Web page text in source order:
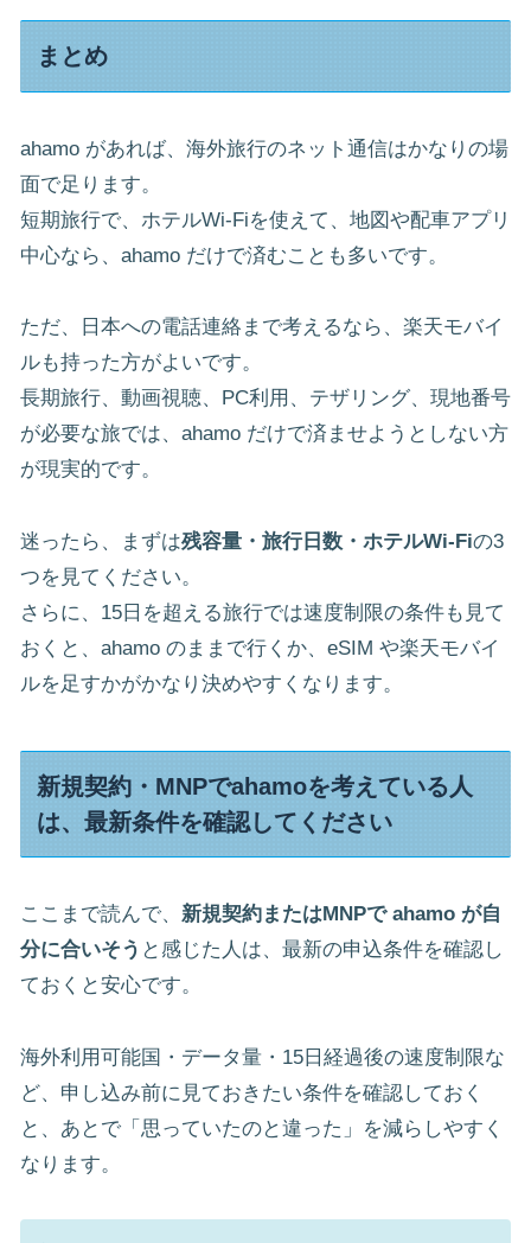
まとめ
ahamo があれば、海外旅行のネット通信はかなりの場
面で足ります。
短期旅行で、ホテルWi-Fiを使えて、地図や配車アプリ
中心なら、ahamo だけで済むことも多いです。
ただ、日本への電話連絡まで考えるなら、楽天モバイ
ルも持った方がよいです。
長期旅行、動画視聴、PC利用、テザリング、現地番号
が必要な旅では、ahamo だけで済ませようとしない方
が現実的です。
迷ったら、まずは残容量・旅行日数・ホテルWi-Fiの3
つを見てください。
さらに、15日を超える旅行では速度制限の条件も見て
おくと、ahamo のままで行くか、eSIM や楽天モバイ
ルを足すかがかなり決めやすくなります。
新規契約・MNPでahamoを考えている人
は、最新条件を確認してください
ここまで読んで、 新規契約またはMNPで ahamo が自
分に合いそう と感じた人は、最新の申込条件を確認し
ておくと安心です。
海外利用可能国・データ量・15日経過後の速度制限な
ど、申し込み前に見ておきたい条件を確認しておく
と、あとで「思っていたのと違った」を減らしやすく
なります。